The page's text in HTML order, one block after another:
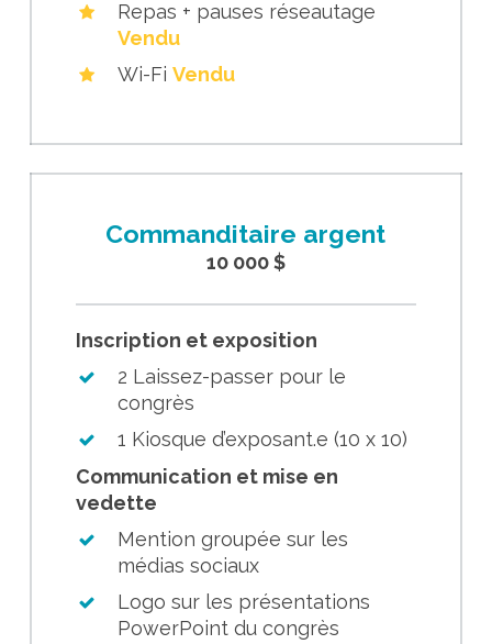
Repas + pauses réseautage
Vendu
Wi-Fi Vendu
Commanditaire argent
10 000 $
Inscription et exposition
2 Laissez-passer pour le
congrès
1 Kiosque d’exposant.e (10 x 10)
Communication et mise en
vedette
Mention groupée sur les
médias sociaux
Logo sur les présentations
PowerPoint du congrès